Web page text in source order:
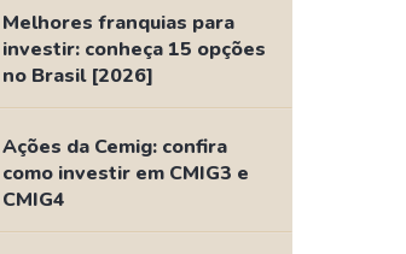
As Ações Mais Buscadas
Guia do Iniciante
Melhores franquias para
investir: conheça 15 opções
no Brasil [2026]
Ações da Cemig: confira
como investir em CMIG3 e
CMIG4